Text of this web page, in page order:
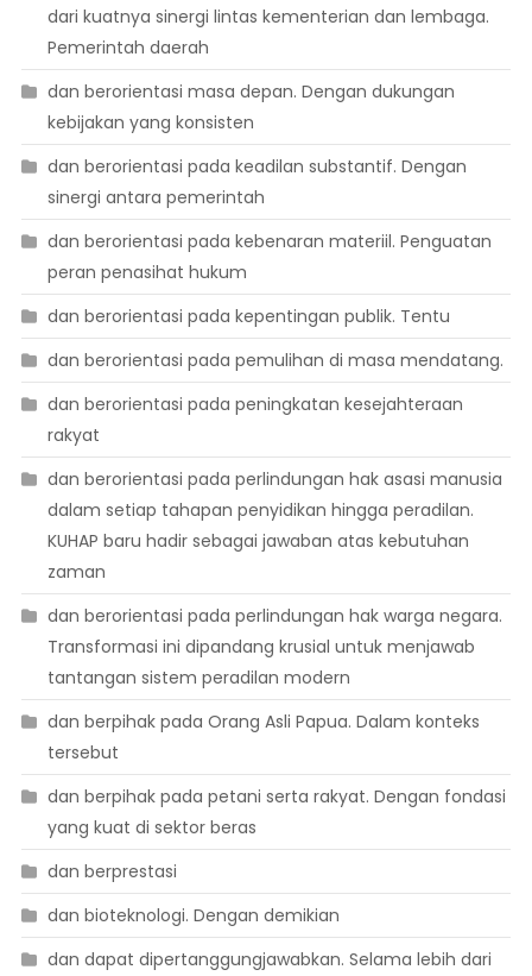
dari kuatnya sinergi lintas kementerian dan lembaga.
Pemerintah daerah
dan berorientasi masa depan. Dengan dukungan
kebijakan yang konsisten
dan berorientasi pada keadilan substantif. Dengan
sinergi antara pemerintah
dan berorientasi pada kebenaran materiil. Penguatan
peran penasihat hukum
dan berorientasi pada kepentingan publik. Tentu
dan berorientasi pada pemulihan di masa mendatang.
dan berorientasi pada peningkatan kesejahteraan
rakyat
dan berorientasi pada perlindungan hak asasi manusia
dalam setiap tahapan penyidikan hingga peradilan.
KUHAP baru hadir sebagai jawaban atas kebutuhan
zaman
dan berorientasi pada perlindungan hak warga negara.
Transformasi ini dipandang krusial untuk menjawab
tantangan sistem peradilan modern
dan berpihak pada Orang Asli Papua. Dalam konteks
tersebut
dan berpihak pada petani serta rakyat. Dengan fondasi
yang kuat di sektor beras
dan berprestasi
dan bioteknologi. Dengan demikian
dan dapat dipertanggungjawabkan. Selama lebih dari